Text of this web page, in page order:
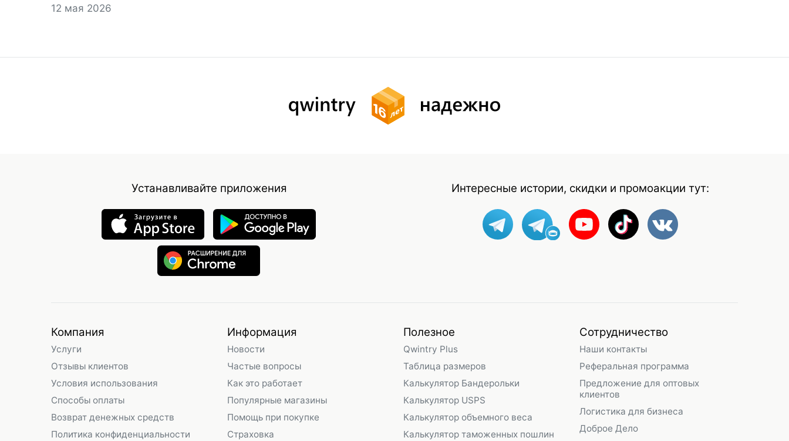
12 мая 2026
Устанавливайте приложения Интересные истории, скидки и промоакции тут:
Компания
Услуги
Отзывы клиентов
Условия использования
Способы оплаты
Возврат денежных средств
Политика конфиденциальности
Информация
Новости
Частые вопросы
Как это работает
Популярные магазины
Помощь при покупке
Страховка
Полезное
Qwintry Plus
Таблица размеров
Калькулятор Бандерольки
Калькулятор USPS
Калькулятор объемного веса
Калькулятор таможенных пошлин
Сотрудничество
Наши контакты
Реферальная программа
Предложение для оптовых
клиентов
Логистика для бизнеса
Доброе Дело